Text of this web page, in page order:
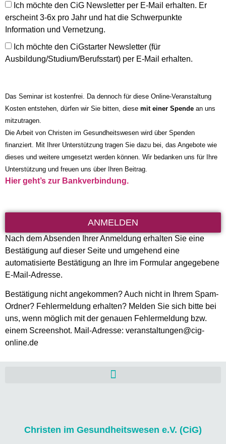
Ich möchte den CiG Newsletter per E-Mail erhalten. Er
erscheint 3-6x pro Jahr und hat die Schwerpunkte
Information und Vernetzung.
Ich möchte den CiGstarter Newsletter (für
Ausbildung/Studium/Berufsstart) per E-Mail erhalten.
Das Seminar ist kostenfrei. Da dennoch für diese Online-Veranstaltung
Kosten entstehen, dürfen wir Sie bitten, diese mit einer Spende an uns
mitzutragen.
Die Arbeit von Christen im Gesundheitswesen wird über Spenden
finanziert. Mit Ihrer Unterstützung tragen Sie dazu bei, das Angebote wie
dieses und weitere umgesetzt werden können. Wir bedanken uns für Ihre
Unterstützung und freuen uns über Ihren Beitrag.
Hier geht’s zur Bankverbindung.
ANMELDEN
Nach dem Absenden Ihrer Anmeldung erhalten Sie eine
Bestätigung auf dieser Seite und umgehend eine
automatisierte Bestätigung an Ihre im Formular angegebene
E-Mail-Adresse.
Bestätigung nicht angekommen? Auch nicht in Ihrem Spam-
Ordner? Fehlermeldung erhalten? Melden Sie sich bitte bei
uns, wenn möglich mit der genauen Fehlermeldung bzw.
einem Screenshot. Mail-Adresse: veranstaltungen@cig-
online.de
Christen im Gesundheitswesen e.V. (CiG)